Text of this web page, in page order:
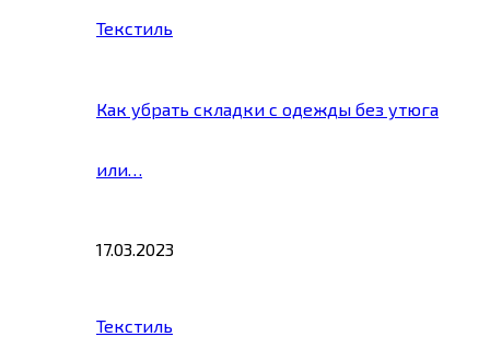
Текстиль
Как убрать складки с одежды без утюга
или…
17.03.2023
Текстиль